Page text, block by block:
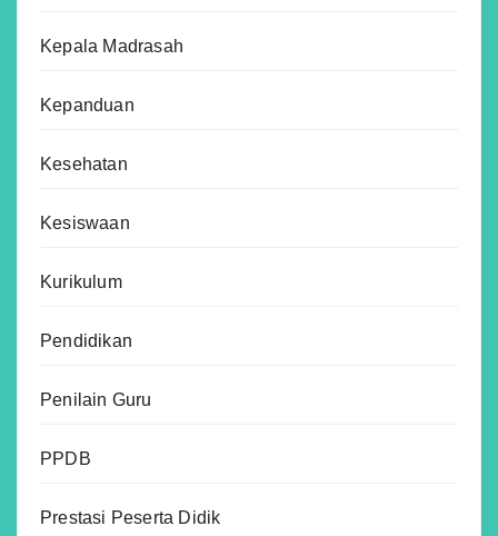
Kepala Madrasah
Kepanduan
Kesehatan
Kesiswaan
Kurikulum
Pendidikan
Penilain Guru
PPDB
Prestasi Peserta Didik